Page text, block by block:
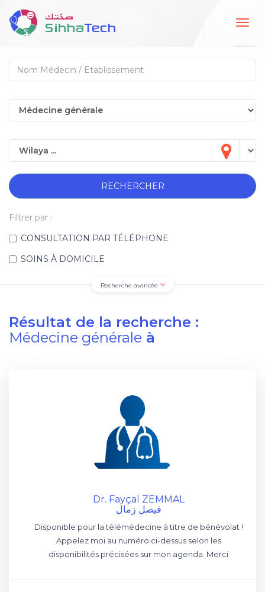
RECHERCHER
Filtrer par :
CONSULTATION PAR TÉLÉPHONE
SOINS À DOMICILE
Recherche avancée
Résultat de la recherche :
Médecine générale à
Dr. Fayçal ZEMMAL
فيصل زمال
Disponible pour la télémédecine à titre de bénévolat !
Appelez moi au numéro ci-dessus selon les
disponibilités précisées sur mon agenda. Merci